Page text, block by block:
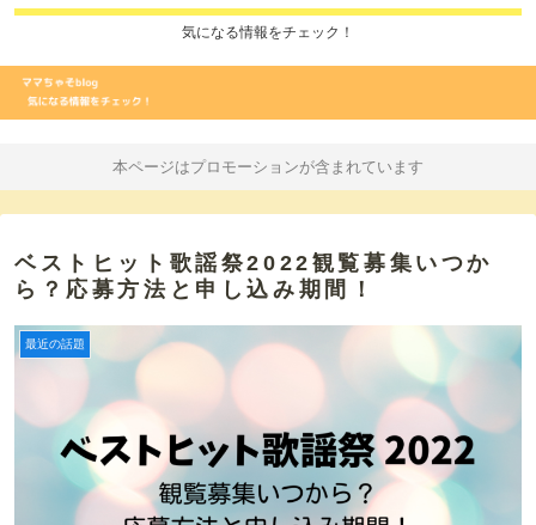
気になる情報をチェック！
本ページはプロモーションが含まれています
ベストヒット歌謡祭2022観覧募集いつか
ら？応募方法と申し込み期間！
最近の話題